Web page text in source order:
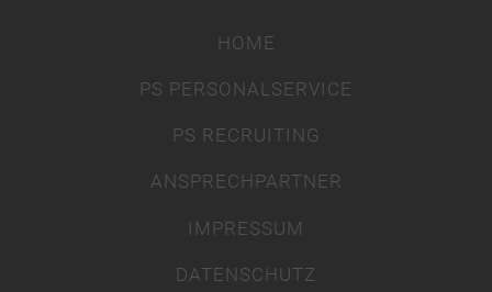
HOME
PS PERSONALSERVICE
PS RECRUITING
ANSPRECHPARTNER
IMPRESSUM
DATENSCHUTZ